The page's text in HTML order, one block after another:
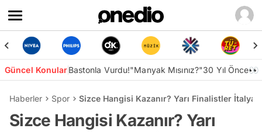
Güncel KonularBastonla Vurdu!"Manyak Mısınız?"30 Yıl Önce👀
Haberler Spor Sizce Hangisi Kazanır? Yarı Finalistler İtalya
Sizce Hangisi Kazanır? Yarı